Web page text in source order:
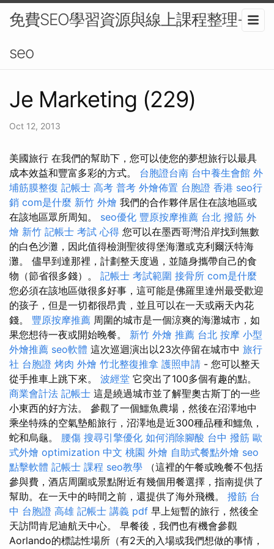
免費SEO學習資源與線上課程整理-
seo
Je Marketing (229)
Oct 12, 2013
美國旅行 在我們的幫助下，您可以使您的夢想旅行以最具
成本效益和豐富多彩的方式。 台胞證台南 台中養生會館 外
埔筋膜整復 記帳士 高考 普考 外燴佈置 台胞證 香港 seo行
銷 com是什麼 新竹 外燴 我們的合作夥伴居住在該地區或
在該地區眾所周知。 seo優化 豐原按摩推薦 台北 撥筋 外
燴 新竹 記帳士 考試 心得 您可以在墨西哥灣沿岸找到無數
的白色沙灘，因此值得檢測聖彼得堡海灘或克利爾沃特海
灘。 儘早到達那裡，計劃整天度過，並隨身攜帶自己的食
物（節省很多錢）。 記帳士 考試範圍 接骨所 com是什麼
您必須在該地區做很多好事，這可能是佛羅里達州最受歡迎
的孩子，但是一切都很昂貴，並且可以在一天或兩天內花
錢。 豐原按摩推薦 周圍的城市是一個涼爽的海灘城市，如
果您想待一夜或開始晚餐。 新竹 外燴 推薦 台北 按摩 小型
外燴推薦 seo軟體 這次巡迴演出以23次停留在城市中 旅行
社 台胞證 烤肉 外燴 竹北整復推拿 護照申請 - 您可以整天
從手推車上跳下來。 波經堂 它突出了100多個有趣的點。
商業會計法 記帳士 這是繞過城市並了解聖奧古斯丁的一些
小東西的好方法。 參觀了一個鱷魚農場，然後在沼澤地中
乘坐特殊的空氣墊船旅行，沼澤地是近300種品種和鱷魚，
蛇和烏龜。 腰傷 搜尋引擎優化 如何消除腳酸 台中 撥筋 歐
式外燴 optimization 中文 桃園 外燴 自助式餐點外燴 seo
點擊軟體 記帳士 課程 seo教學 （這裡的午餐或晚餐不包括
參與費，酒店周圍或景點附近有幾個用餐選擇，指南提供了
幫助。在一天中的時間之前，還提供了海外飛機。 撥筋 台
中 台胞證 高雄 記帳士 講義 pdf 早上短暫的旅行，然後全
天訪問肯尼迪航天中心。 早餐後，我們也有機會參觀
Aorlando的標誌性場所（有2天的入場或我們想做的事情，